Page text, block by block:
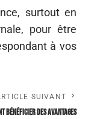
surtout en
pour être
à vos
SUIVANT
bénéficier des avantages